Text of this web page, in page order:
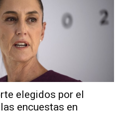
elegidos por el
encuestas en